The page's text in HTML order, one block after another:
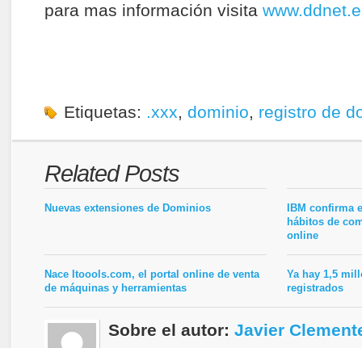
para mas información visita
Etiquetas: .xxx, dominio, registro de
Related Posts
Nuevas extensiones de Dominios
IBM confirma
hábitos de
online
Nace Itoools.com, el portal online de venta
de máquinas y herramientas
Ya hay 1,5
registrados
Sobre el autor: Javier